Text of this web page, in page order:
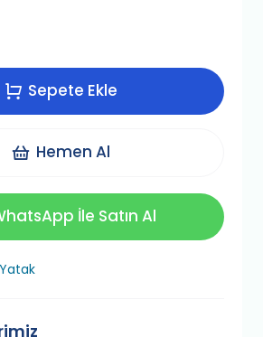
Sepete Ekle
Hemen Al
İle Satın Al